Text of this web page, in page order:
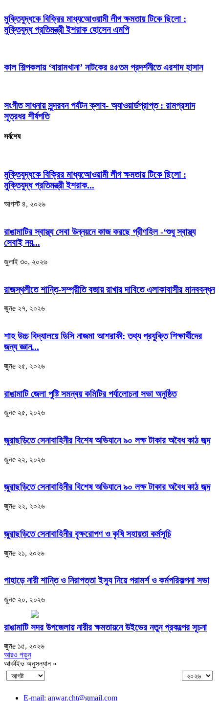
মুক্তিযুদ্ধকে বিক্রির মাধ্যআেওয়ামী লীগ ক্ষমতায় টিকে ছিলো :
মুক্তিযুদ্ধ প্রতিমন্ত্রী ইশরাক হোসেন এমপি
কাল শিল্পকলায় ‘বারামখানা’ নাটকের ৪৫তম প্রদর্শনীতে এরশাদ হাসান
সংগীত সাধনায় সুন্দরবন পর্যটন ক্লাব- অ্যাওয়ার্ডপ্রাপ্ত : রামপ্রসাদ
সূত্রধর শীর্ষপতি
সর্বশেষ
মুক্তিযুদ্ধকে বিক্রির মাধ্যআেওয়ামী লীগ ক্ষমতায় টিকে ছিলো :
মুক্তিযুদ্ধ প্রতিমন্ত্রী ইশরাক...
আগস্ট ৪, ২০২৬
রাঙামাটির স্বাস্থ্য সেবা উন্নয়নে কাজ করছে গ্রীণহিল -‘শুধু স্বাস্থ্য
সেবাই নয়...
জুলাই ৩০, ২০২৬
রাজস্থলীতে শান্তি-সম্প্রীতি বজায় রাখার দাবিতে এলাকাবাসীর মানববন্ধন
জুনe ২৭, ২০২৬
শাহ উচ্চ বিদ্যালয়ে ডিসি নাজমা আশরাফী: তথ্য প্রযুক্তি শিক্ষার্থীদের
জন্য জ্ঞান...
জুনe ২৫, ২০২৬
রাঙামাটি জেলা পুষ্টি সমন্বয় কমিটির পর্যালোচনা সভা অনুষ্ঠিত
জুনe ২৫, ২০২৬
জুরাছড়িতে সেনাবাহিনীর বিশেষ অভিযানে ৯০ লক্ষ টাকার অবৈধ কাঠ জব্দ
জুনe ২২, ২০২৬
জুরাছড়িতে সেনাবাহিনীর বিশেষ অভিযানে ৯০ লক্ষ টাকার অবৈধ কাঠ জব্দ
জুনe ২২, ২০২৬
জুরাছড়িতে সেনাবাহিনীর বৃক্ষরোপণ ও কৃষি সহায়তা কর্মসূচি
জুনe ২১, ২০২৬
পাহাড়ে নারী শান্তি ও নিরাপত্তা ইস্যু নিয়ে পরামর্শ ও কর্মপরিকল্পনা সভা
জুনe ২০, ২০২৬
রাঙামাটি সদর উপজেলায় নারীর ক্ষমতায়নে উইভের নতুন প্রকল্পের সূচনা
জুনe ১৫, ২০২৬
আরও পড়ুন
আর্কাইভ অনুসন্ধান »
E-mail: anwar.cht@gmail.com